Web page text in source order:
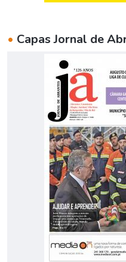
• Capas Jornal de